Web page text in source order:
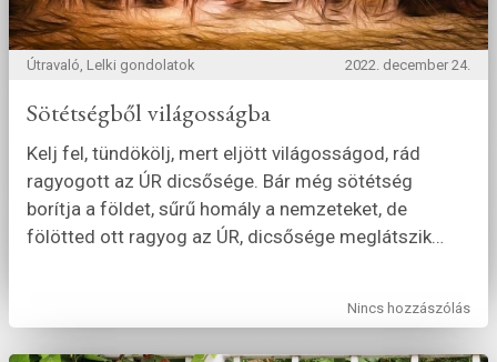
Útravaló, Lelki gondolatok 2022. december 24.
Sötétségből világosságba
Kelj fel, tündökölj, mert eljött világosságod, rád
ragyogott az ÚR dicsősége. Bár még sötétség
borítja a földet, sűrű homály a nemzeteket, de
fölötted ott ragyog az ÚR, dicsősége meglátszik…
Nincs hozzászólás